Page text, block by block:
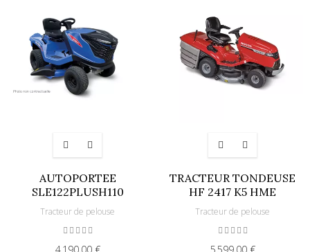
AUTOPORTEE
SLE122PLUSH110
Tracteur de pelouse
TRACTEUR TONDEUSE
HF 2417 K5 HME
Tracteur de pelouse